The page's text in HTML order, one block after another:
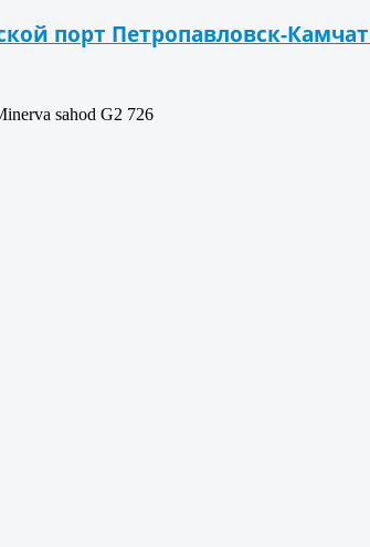
порт Петропавловск-